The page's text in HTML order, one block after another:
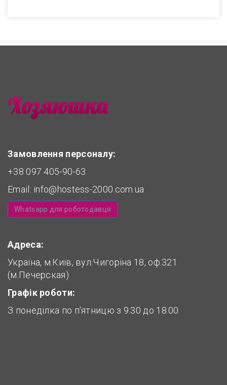
Замовлення персоналу:
+38 097 405-90-63
Email: info@hostess-2000.com.ua
Whatsapp для роботодавця
Адреса:
Україна, м.Київ, вул.Чигоріна 18, оф.321
(м.Печерская)
Графік роботи:
З понеділка по п'ятницю з 9.30 до 18.00